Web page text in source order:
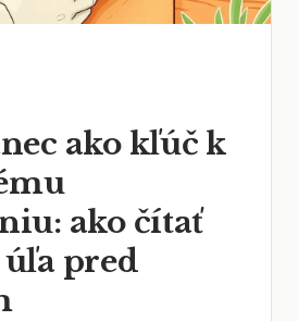
ako kľúč k
ako čítať
pred